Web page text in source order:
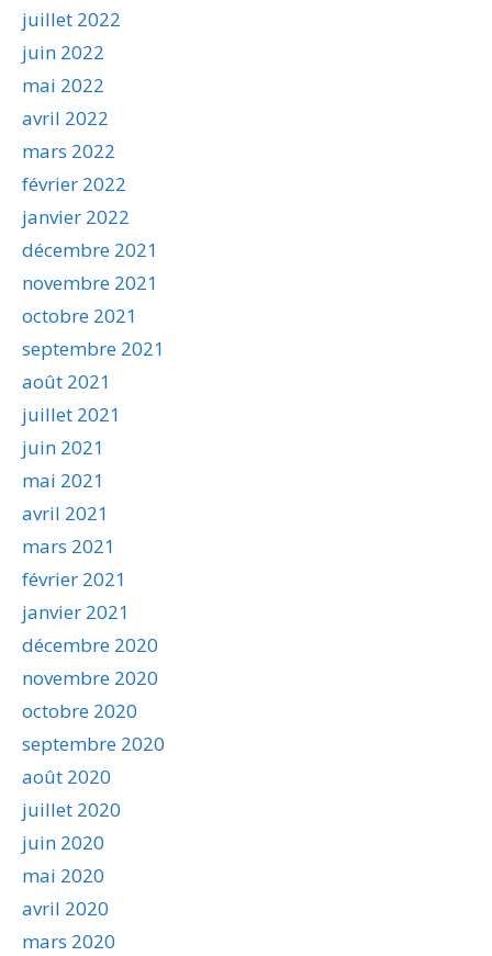
juillet 2022
juin 2022
mai 2022
avril 2022
mars 2022
février 2022
janvier 2022
décembre 2021
novembre 2021
octobre 2021
septembre 2021
août 2021
juillet 2021
juin 2021
mai 2021
avril 2021
mars 2021
février 2021
janvier 2021
décembre 2020
novembre 2020
octobre 2020
septembre 2020
août 2020
juillet 2020
juin 2020
mai 2020
avril 2020
mars 2020